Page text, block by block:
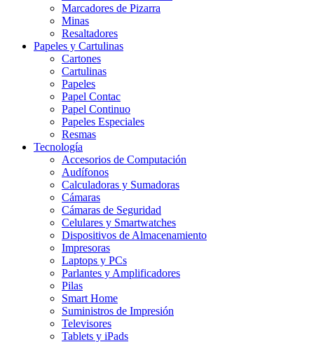
Marcadores de Pizarra
Minas
Resaltadores
Papeles y Cartulinas
Cartones
Cartulinas
Papeles
Papel Contac
Papel Continuo
Papeles Especiales
Resmas
Tecnología
Accesorios de Computación
Audífonos
Calculadoras y Sumadoras
Cámaras
Cámaras de Seguridad
Celulares y Smartwatches
Dispositivos de Almacenamiento
Impresoras
Laptops y PCs
Parlantes y Amplificadores
Pilas
Smart Home
Suministros de Impresión
Televisores
Tablets y iPads